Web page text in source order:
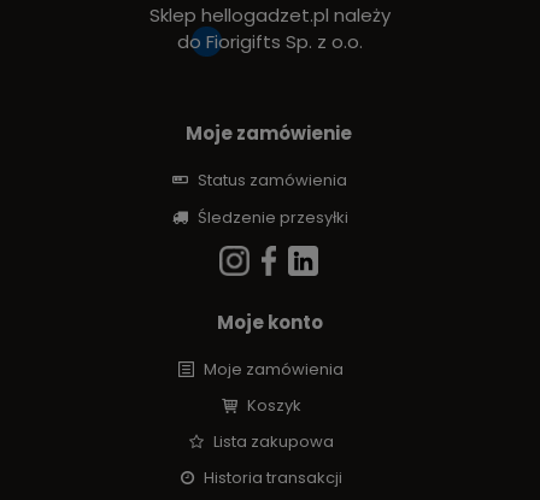
Sklep hellogadzet.pl należy
do Fiorigifts Sp. z o.o.
Moje zamówienie
Status zamówienia
Śledzenie przesyłki
Moje konto
Moje zamówienia
Koszyk
Lista zakupowa
Historia transakcji